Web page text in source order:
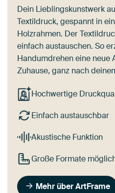
Dein Lieblingskunstwerk
Textildruck, gespannt in
Holzrahmen. Der
einfach austauschen. So
Handumdrehen eine neue
Zuhause, ganz nach
Hochwertige
Einfach austauschbar
Akustische Funktion
Große Formate
Mehr über ArtFrame